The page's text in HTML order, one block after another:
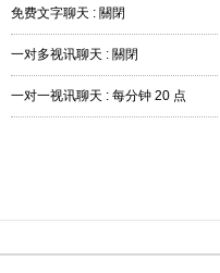
免费文字聊天 : 關閉
一对多视讯聊天 : 關閉
一对一视讯聊天 : 每分钟 20 点